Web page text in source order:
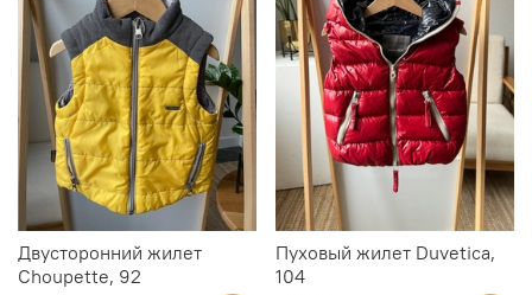
Двусторонний жилет
Choupette, 92
Пуховый жилет Duvetica,
104